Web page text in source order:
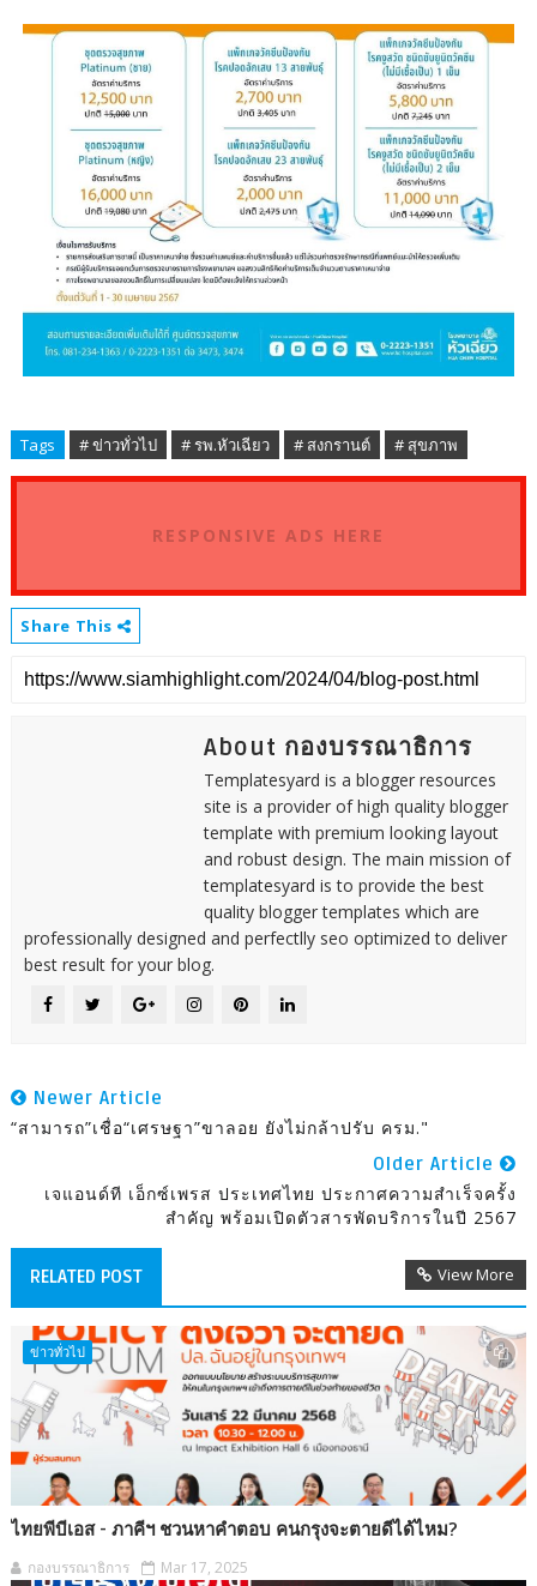
Tags # ข่าวทั่วไป # รพ.หัวเฉียว # สงกรานต์ # สุขภาพ
RESPONSIVE ADS HERE
Share This
About กองบรรณาธิการ
Templatesyard is a blogger resources
site is a provider of high quality blogger
template with premium looking layout
and robust design. The main mission of
templatesyard is to provide the best
quality blogger templates which are
professionally designed and perfectlly seo optimized to deliver
best result for your blog.
Newer Article
“สามารถ”เชื่อ“เศรษฐา”ขาลอย ยังไม่กล้าปรับ ครม."
Older Article
เจแอนด์ที เอ็กซ์เพรส ประเทศไทย ประกาศความสำเร็จครั้ง
สำคัญ พร้อมเปิดตัวสารพัดบริการในปี 2567
RELATED POST View More
ข่าวทั่วไป
ไทยพีบีเอส - ภาคีฯ ชวนหาคำตอบ คนกรุงจะตายดีได้ไหม?
กองบรรณาธิการ Mar 17, 2025